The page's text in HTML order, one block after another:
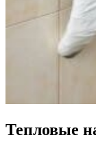
Тепловые